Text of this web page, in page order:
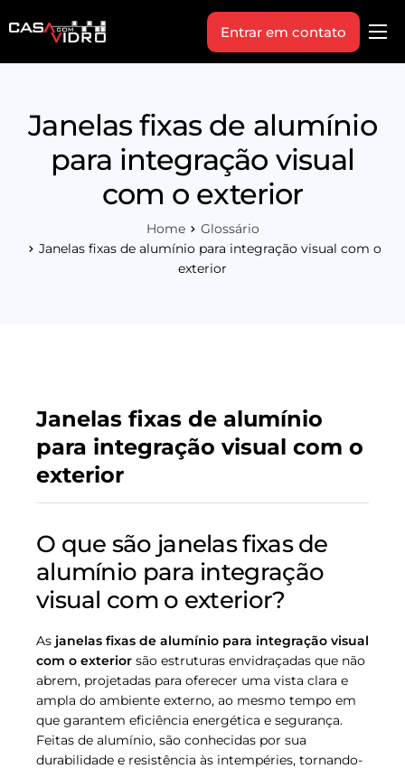
Produtos
Indique+
Vagas
Entrar em contato
Janelas fixas de alumínio
para integração visual
com o exterior
Home
Glossário
Janelas fixas de alumínio para integração visual com o
exterior
Janelas fixas de alumínio
para integração visual com o
exterior
O que são janelas fixas de
alumínio para integração
visual com o exterior?
As janelas fixas de alumínio para integração visual
com o exterior são estruturas envidraçadas que não
abrem, projetadas para oferecer uma vista clara e
ampla do ambiente externo, ao mesmo tempo em
que garantem eficiência energética e segurança.
Feitas de alumínio, são conhecidas por sua
durabilidade e resistência às intempéries, tornando-